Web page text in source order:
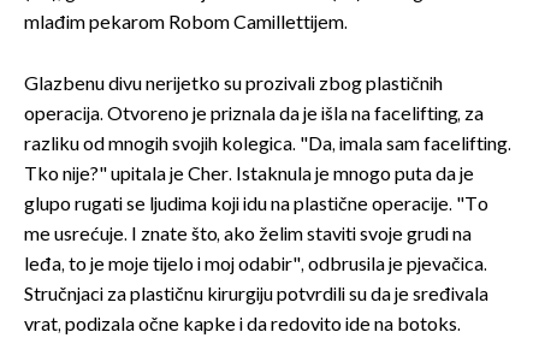
mlađim pekarom Robom Camillettijem.
Glazbenu divu nerijetko su prozivali zbog plastičnih
operacija. Otvoreno je priznala da je išla na facelifting, za
razliku od mnogih svojih kolegica. "Da, imala sam facelifting.
Tko nije?" upitala je Cher. Istaknula je mnogo puta da je
glupo rugati se ljudima koji idu na plastične operacije. "To
me usrećuje. I znate što, ako želim staviti svoje grudi na
leđa, to je moje tijelo i moj odabir", odbrusila je pjevačica.
Stručnjaci za plastičnu kirurgiju potvrdili su da je sređivala
vrat, podizala očne kapke i da redovito ide na botoks.